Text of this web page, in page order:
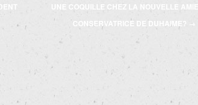
UNE COQUILLE CHEZ LA NOUVELLE AMIE
CONSERVATRICE DE DUHAIME? →